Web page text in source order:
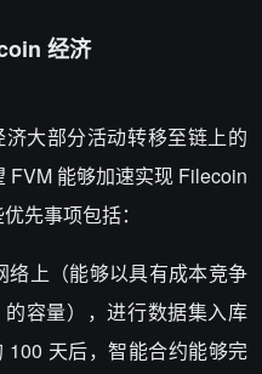
经济
大部分活动转移至链上的
FVM 能够加速实现 Filecoin
先事项包括：
上（能够以具有成本竞争
容量），进行数据集入库
天后，智能合约能够完